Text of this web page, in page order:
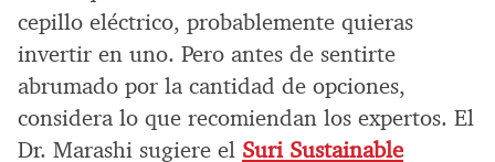
cepillo eléctrico, probablemente quieras
invertir en uno. Pero antes de sentirte
abrumado por la cantidad de opciones,
considera lo que recomiendan los expertos. El
Dr. Marashi sugiere el Suri Sustainable